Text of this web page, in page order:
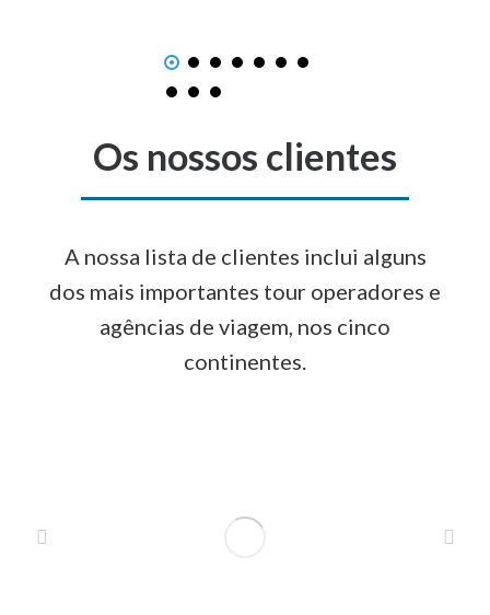
Os nossos clientes
A nossa lista de clientes inclui alguns
dos mais importantes tour operadores e
agências de viagem, nos cinco
continentes.